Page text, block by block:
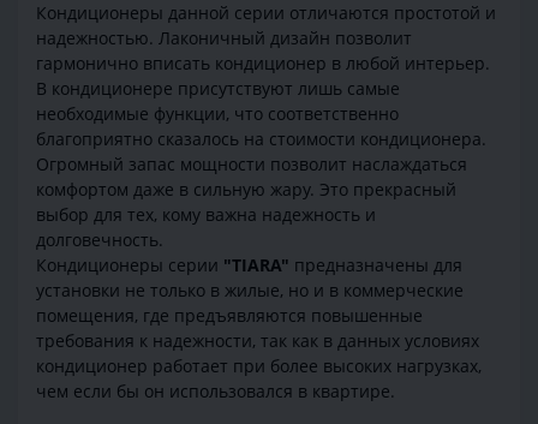
Кондиционеры данной серии отличаются простотой и
надежностью. Лаконичный дизайн позволит
гармонично вписать кондиционер в любой интерьер.
В кондиционере присутствуют лишь самые
необходимые функции, что соответственно
благоприятно сказалось на стоимости кондиционера.
Огромный запас мощности позволит наслаждаться
комфортом даже в сильную жару. Это прекрасный
выбор для тех, кому важна надежность и
долговечность.
Кондиционеры серии "TIARA" предназначены для
установки не только в жилые, но и в коммерческие
помещения, где предъявляются повышенные
требования к надежности, так как в данных условиях
кондиционер работает при более высоких нагрузках,
чем если бы он использовался в квартире.